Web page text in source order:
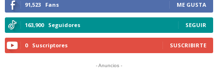
91,523 Fans ME GUSTA
163,900 Seguidores SEGUIR
0 Suscriptores SUSCRIBIRTE
- Anuncios -